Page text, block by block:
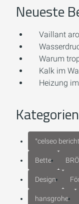
Neueste
Vaillant
Warum
Kalk im
Heizung
Kategorien
°celseo
Bette
Design
hansgrohe